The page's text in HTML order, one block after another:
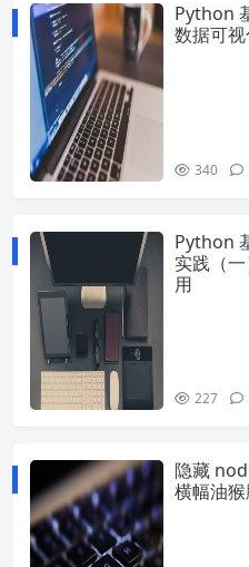
Python
数据可
340
Python
实践（
用
227
隐藏
横幅油